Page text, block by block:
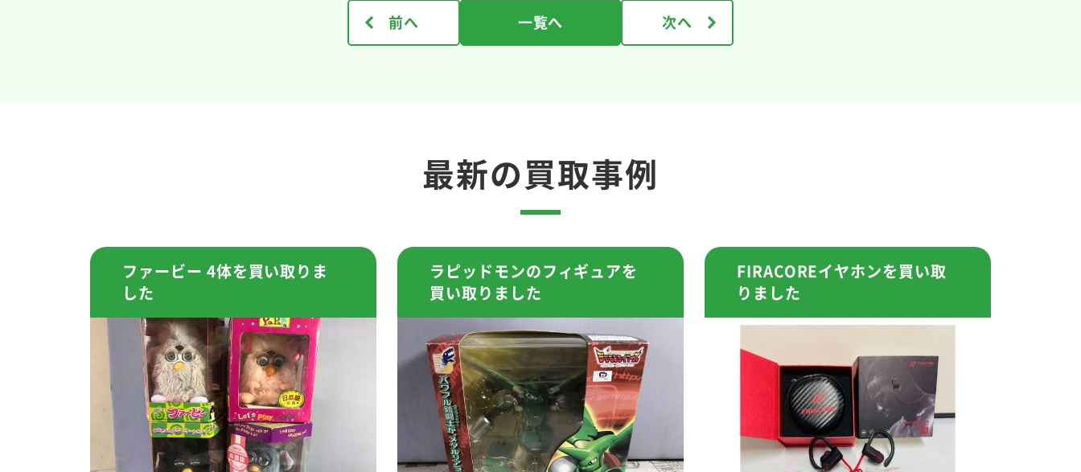
前へ 一覧へ 次へ
最新の買取事例
ファービー 4体を買い取りま
した
ラピッドモンのフィギュアを
買い取りました
FIRACOREイヤホンを買い取
りました